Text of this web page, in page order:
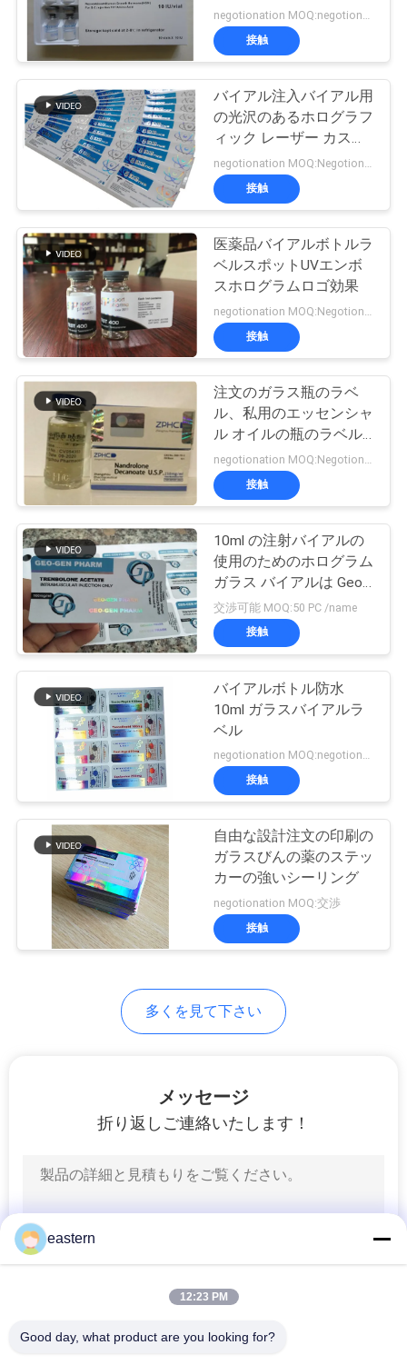
行
品
質
理
私
達
に
し
な
さ
い
ニ
ュ
場
図
注文のガラスびん
のラベル
108
10ml ガラスびん箱
45
保証ホログラムの
ステッカー
27
薬剤包装箱
薬のびんのラベル
薬のびん箱
小さいガラス ガラ
スびん
negotionation MOQ:negotionation
接触
バイアル注入バイアル用
の光沢のあるホログラフ
ィック レーザー カスタ
ム粘着ラベル
negotionation MOQ:Negotionation
接触
医薬品バイアルボトルラ
ベルスポットUVエンボ
スホログラムロゴ効果
接触
注文のガラス瓶のラベ
ル、私用のエッセンシャ
ル オイルの瓶のラベル
の光沢のある終わり
接触
10ml の注射バイアルの
使用のためのホログラム
ガラス バイアルは Geo
Gen Pharma のデザイン
をラベルします
交渉可能 MOQ:50 PC /name
接触
バイアルボトル防水
10ml ガラスバイアルラ
ベル
negotionation MOQ:negotionation
接触
自由な設計注文の印刷の
ガラスびんの薬のステッ
カーの強いシーリング
negotionation MOQ:交渉
接触
多くを見て下さい
メッセージ
折り返しご連絡いたします！
eastern
12:23 PM
Good day, what product are you looking for?